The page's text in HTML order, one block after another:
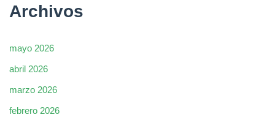
Archivos
mayo 2026
abril 2026
marzo 2026
febrero 2026